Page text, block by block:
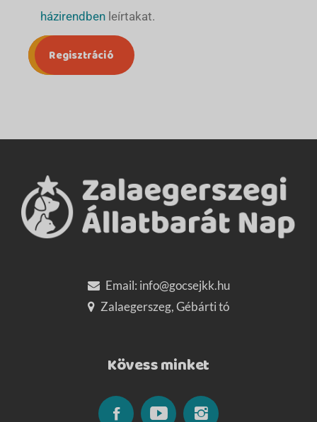
házirendben leírtakat.
Email: info@gocsejkk.hu
Zalaegerszeg, Gébárti tó
Kövess minket